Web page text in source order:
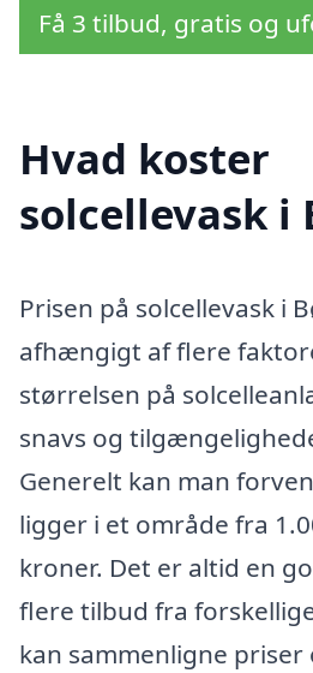
Få 3 tilbud, gratis og
Hvad koster
solcellevask i
Prisen på solcellevask i
afhængigt af flere
størrelsen på
snavs og
Generelt kan man
ligger i et område fra
kroner. Det er altid en
flere tilbud fra
kan sammenligne priser